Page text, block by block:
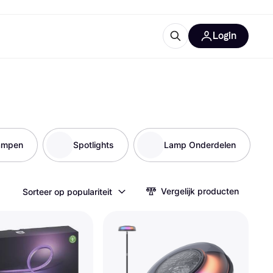
Login
Spotlights Lamp Onderdelen
Sorteer op populariteit Vergelijk producten